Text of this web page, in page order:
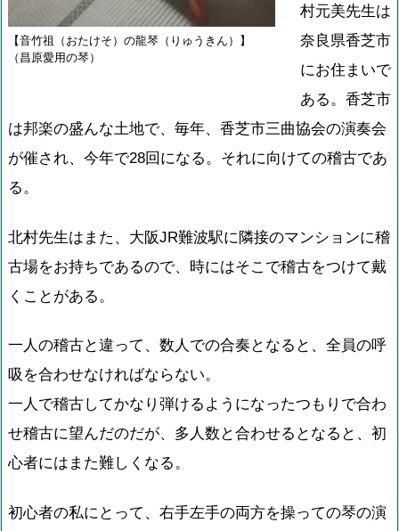
【音竹祖（おたけそ）の龍琴（りゅうきん）】
（昌原愛用の琴）
村元美先生は
奈良県香芝市
にお住まいで
ある。香芝市
は邦楽の盛んな土地で、毎年、香芝市三曲協会の演奏会
が催され、今年で28回になる。それに向けての稽古であ
る。
北村先生はまた、大阪JR難波駅に隣接のマンションに稽
古場をお持ちであるので、時にはそこで稽古をつけて戴
くことがある。
一人の稽古と違って、数人での合奏となると、全員の呼
吸を合わせなければならない。
一人で稽古してかなり弾けるようになったつもりで合わ
せ稽古に望んだのだが、多人数と合わせるとなると、初
心者にはまた難しくなる。
初心者の私にとって、右手左手の両方を操っての琴の演